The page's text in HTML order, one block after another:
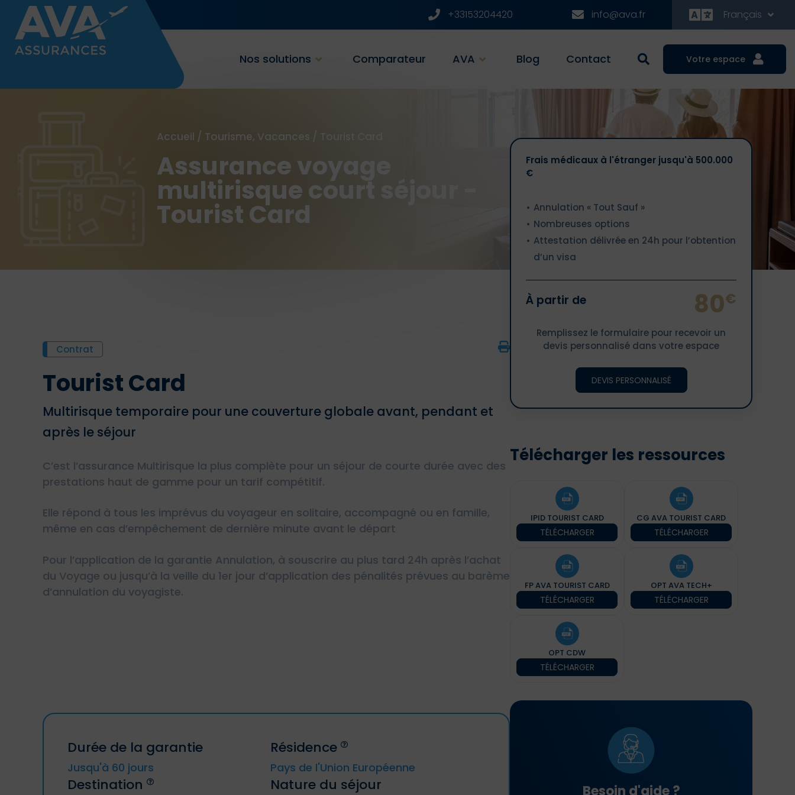
+33153204420 info@ava.fr Français
Nos solutions Comparateur AVA Blog Contact Votre espace
Accueil / Tourisme, Vacances / Tourist Card
Assurance voyage
multirisque court séjour -
Tourist Card
Contrat
Tourist Card
Multirisque temporaire pour une couverture globale avant, pendant et
après le séjour
C’est l’assurance Multirisque la plus complète pour un séjour de courte durée avec des
prestations haut de gamme pour un tarif compétitif.
Elle répond à tous les imprévus du voyageur en solitaire, accompagné ou en famille,
même en cas d’empêchement de dernière minute avant le départ
Pour l’application de la garantie Annulation, à souscrire au plus tard 24h après l’achat
du Voyage ou jusqu’à la veille du 1er jour d’application des pénalités prévues au barème
d’annulation du voyagiste.
Durée de la garantie
Jusqu'à 60 jours
Résidence
Pays de l'Union Européenne
Destination Nature du séjour
Frais médicaux à l'étranger jusqu'à 500.000
€
Annulation « Tout Sauf »
Nombreuses options
Attestation délivrée en 24h pour l’obtention
d’un visa
À partir de 80€
Remplissez le formulaire pour recevoir un
devis personnalisé dans votre espace
DEVIS PERSONNALISÉ
Télécharger les ressources
IPID TOURIST CARD
TÉLÉCHARGER
CG AVA TOURIST CARD
TÉLÉCHARGER
FP AVA TOURIST CARD
TÉLÉCHARGER
OPT AVA TECH+
TÉLÉCHARGER
OPT CDW
TÉLÉCHARGER
Besoin d'aide ?